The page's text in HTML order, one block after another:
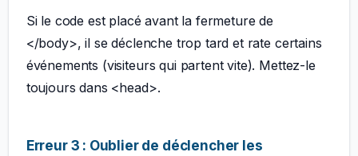
Si le code est placé avant la fermeture de
</body>, il se déclenche trop tard et rate certains
événements (visiteurs qui partent vite). Mettez-le
toujours dans <head>.
Erreur 3 : Oublier de déclencher les